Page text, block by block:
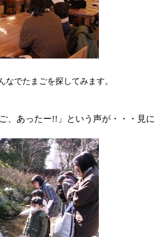
なでたまごを探してみます。
、あったー!! 」という声が・・・見に